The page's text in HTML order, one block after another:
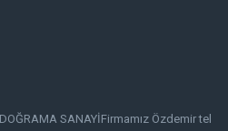
SANAYİFirmamız Özdemir tel